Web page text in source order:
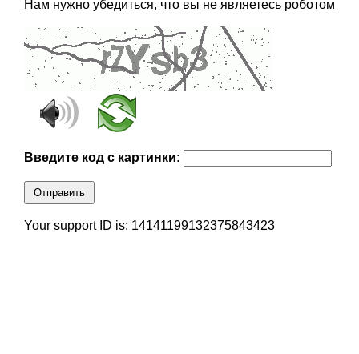
Нам нужно убедиться, что вы не являетесь роботом
Введите код с картинки:
Отправить
Your support ID is: 14141199132375843423